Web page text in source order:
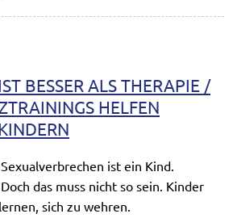
BESSER ALS THERAPIE /
HELFEN
ist ein Kind.
das muss nicht so sein. Kinder
sich zu wehren.